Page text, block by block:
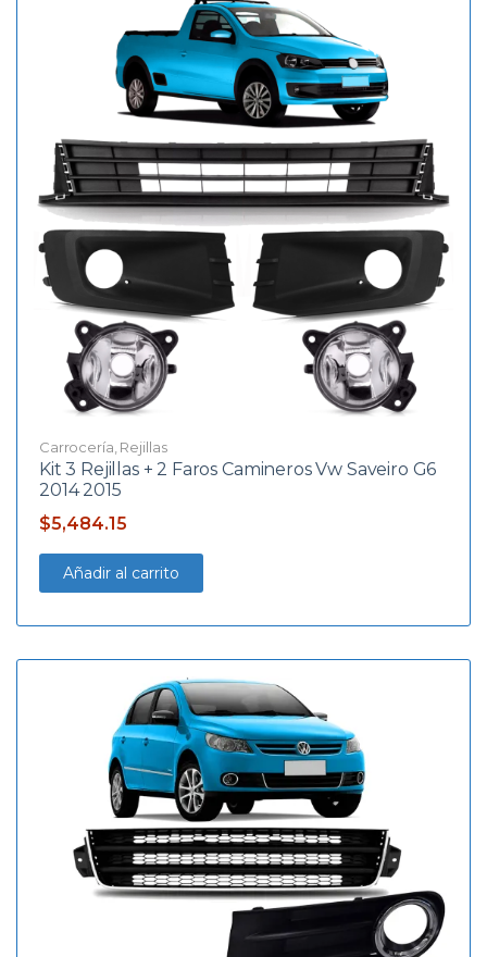
Carrocería Rejillas
Kit 3 Rejillas + 2 Faros Camineros Vw Saveiro G6
2014 2015
$5,484.15
Añadir al carrito